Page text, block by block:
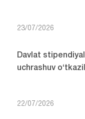
23/07/2026
Davlat
uchrashuv
22/07/2026